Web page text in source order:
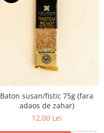
Baton susan/fistic 75g (fara
adaos de zahar)
12,00 Lei